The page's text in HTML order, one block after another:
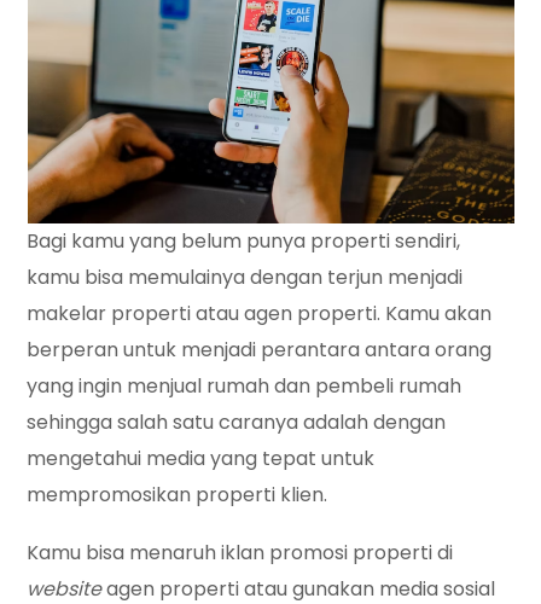
Bagi kamu yang belum punya properti sendiri,
kamu bisa memulainya dengan terjun menjadi
makelar properti atau agen properti. Kamu akan
berperan untuk menjadi perantara antara orang
yang ingin menjual rumah dan pembeli rumah
sehingga salah satu caranya adalah dengan
mengetahui media yang tepat untuk
mempromosikan properti klien.
Kamu bisa menaruh iklan promosi properti di
websiteagen properti atau gunakan media sosial